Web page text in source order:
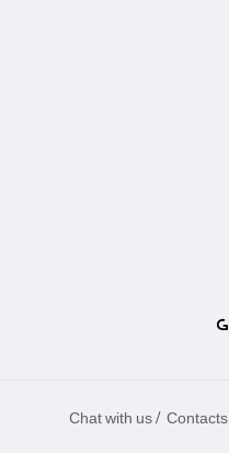
Chat with us / Contacts